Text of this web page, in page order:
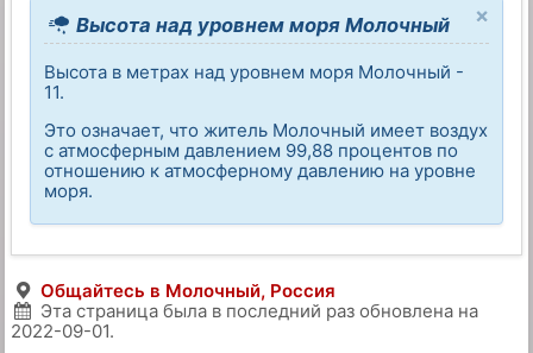
×
Высота над уровнем моря Молочный
Высота в метрах над уровнем моря Молочный -
11.
Это означает, что житель Молочный имеет воздух
с атмосферным давлением 99,88 процентов по
отношению к атмосферному давлению на уровне
моря.
Общайтесь в Молочный, Россия
Эта страница была в последний раз обновлена на
2022-09-01.